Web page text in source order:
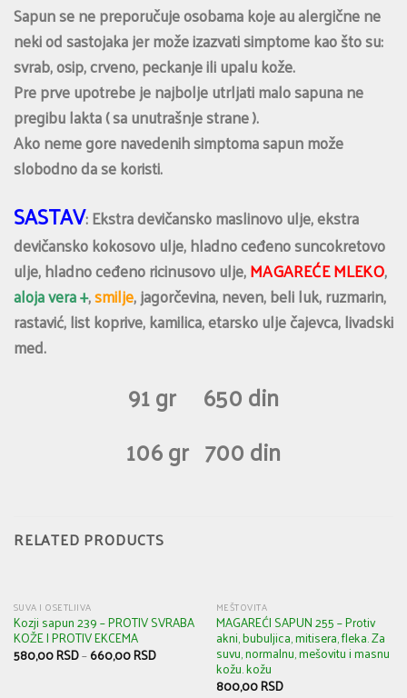
Sapun se ne preporučuje osobama koje au alergične ne
neki od sastojaka jer može izazvati simptome kao što su:
svrab, osip, crveno, peckanje ili upalu kože.
Pre prve upotrebe je najbolje utrljati malo sapuna ne
pregibu lakta ( sa unutrašnje strane ).
Ako neme gore navedenih simptoma sapun može
slobodno da se koristi.
SASTAV: Ekstra devičansko maslinovo ulje, ekstra
devičansko kokosovo ulje, hladno ceđeno suncokretovo
ulje, hladno ceđeno ricinusovo ulje,MAGAREĆE MLEKO,
aloja vera +,smilje, jagorčevina, neven, beli luk, ruzmarin,
rastavić, list koprive, kamilica, etarsko ulje čajevca, livadski
med.
91 gr 650 din
106 gr 700 din
RELATED PRODUCTS
SUVA I OSETLJIVA
Kozji sapun 239 – PROTIV SVRABA
KOŽE I PROTIV EKCEMA
580,00RSD–660,00RSD
MEŠTOVITA
MAGAREĆI SAPUN 255 – Protiv
akni, bubuljica, mitisera, fleka. Za
suvu, normalnu, mešovitu i masnu
kožu. kožu
800,00RSD